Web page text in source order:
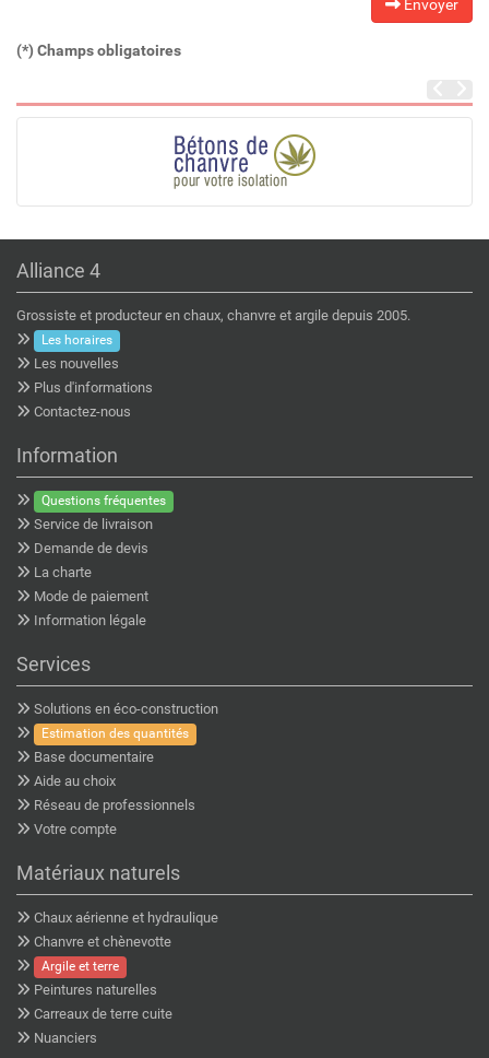
Envoyer
(*) Champs obligatoires
Alliance 4
Grossiste et producteur en chaux, chanvre et argile depuis 2005.
Les horaires
Les nouvelles
Plus d'informations
Contactez-nous
Information
Questions fréquentes
Service de livraison
Demande de devis
La charte
Mode de paiement
Information légale
Services
Solutions en éco-construction
Estimation des quantités
Base documentaire
Aide au choix
Réseau de professionnels
Votre compte
Matériaux naturels
Chaux aérienne et hydraulique
Chanvre et chènevotte
Argile et terre
Peintures naturelles
Carreaux de terre cuite
Nuanciers